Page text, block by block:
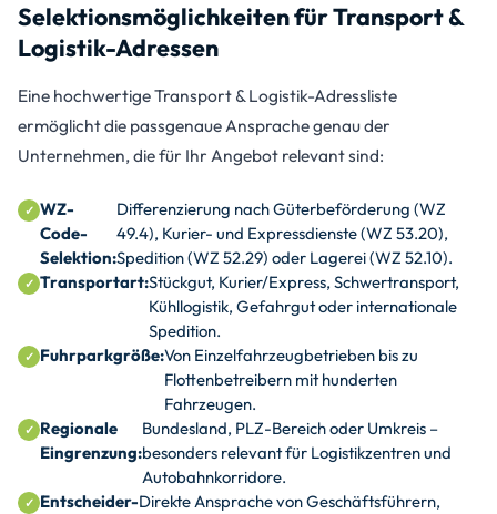
Selektionsmöglichkeiten für Transport &
Logistik-Adressen
Eine hochwertige Transport & Logistik-Adressliste
ermöglicht die passgenaue Ansprache genau der
Unternehmen, die für Ihr Angebot relevant sind:
WZ-
Code-
Selektion:
Differenzierung nach Güterbeförderung (WZ
49.4), Kurier- und Expressdienste (WZ 53.20),
Spedition (WZ 52.29) oder Lagerei (WZ 52.10).
Transportart:Stückgut, Kurier/Express, Schwertransport,
Kühllogistik, Gefahrgut oder internationale
Spedition.
Fuhrparkgröße:Von Einzelfahrzeugbetrieben bis zu
Flottenbetreibern mit hunderten
Fahrzeugen.
Regionale
Eingrenzung:
Bundesland, PLZ-Bereich oder Umkreis –
besonders relevant für Logistikzentren und
Autobahnkorridore.
Entscheider-Direkte Ansprache von Geschäftsführern,